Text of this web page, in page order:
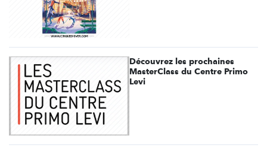
Découvrez les prochaines
MasterClass du Centre Primo
Levi